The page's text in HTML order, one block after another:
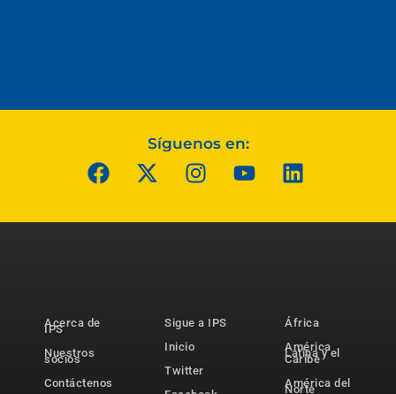
Síguenos en:
Acerca de
IPS
Nuestros
socios
Contáctenos
Sigue a IPS
Inicio
Twitter
África
América
Latina y el
Caribe
América del
Norte